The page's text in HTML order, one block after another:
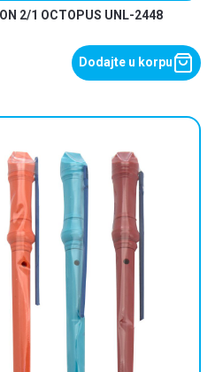
2/1 OCTOPUS UNL-2448
Dodajte u korpu